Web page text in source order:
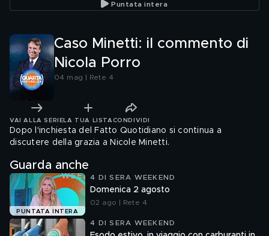
Puntata intera
Caso Minetti: il commento di
Nicola Porro
04 mag | Rete 4
VAI ALLA SERIE LA TUA LISTA CONDIVIDI
Dopo l'inchiesta del Fatto Quotidiano si continua a
discutere della grazia a Nicole Minetti.
Guarda anche
PUNTATA INTERA
4 DI SERA WEEKEND
Domenica 2 agosto
02 ago | Rete 4
4 DI SERA WEEKEND